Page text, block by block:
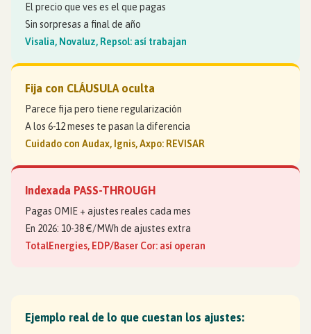
El precio que ves es el que pagas
Sin sorpresas a final de año
Visalia, Novaluz, Repsol: así trabajan
Fija con CLÁUSULA oculta
Parece fija pero tiene regularización
A los 6-12 meses te pasan la diferencia
Cuidado con Audax, Ignis, Axpo: REVISAR
Indexada PASS-THROUGH
Pagas OMIE + ajustes reales cada mes
En 2026: 10-38 €/MWh de ajustes extra
TotalEnergies, EDP/Baser Cor: así operan
Ejemplo real de lo que cuestan los ajustes: